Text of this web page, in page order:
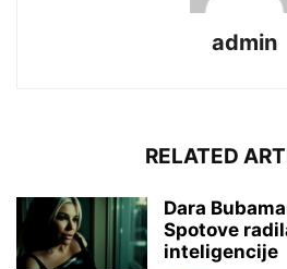
admin
RELATED
Dara
Spotove
inteligencije